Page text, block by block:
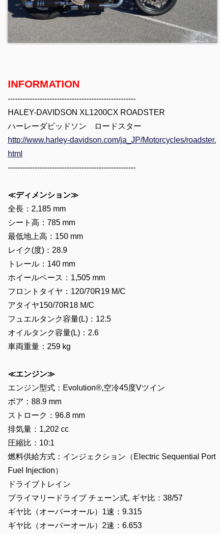
INFORMATION
----------------------------------------------------
HALEY-DAVIDSON XL1200CX ROADSTER
ハーレーダビッドソン ロードスター
http://www.harley-davidson.com/ja_JP/Motorcycles/roadster.
html
----------------------------------------------------
≪ディメンション≫
全長：2,185 mm
シート高：785 mm
最低地上高：150 mm
レイク(度)：28.9
トレール：140 mm
ホイールベース：1,505 mm
フロントタイヤ：120/70R19 M/C
アタイヤ150/70R18 M/C
フュエルタンク容量(L)：12.5
オイルタンク容量(L)：2.6
車両重量：259 kg
≪エンジン≫
エンジン型式：Evolution®,空冷45度Vツイン
ボア：88.9 mm
ストローク：96.8 mm
排気量：1,202 cc
圧縮比：10:1
燃料供給方式：インジェクション（Electric Sequential Port
Fuel Injection）
ドライブトレイン
プライマリードライブ チェーン式, ギヤ比：38/57
ギヤ比（オーバーオール）1速：9.315
ギヤ比（オーバーオール）2速：6.653